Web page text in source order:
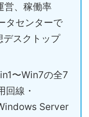
営、稼働率
タセンターで
スクトップ
〜Win7の全7
線・
Server